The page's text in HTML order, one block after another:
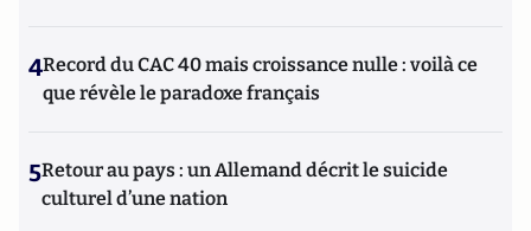
4Record du CAC 40 mais croissance nulle : voilà ce
que révèle le paradoxe français
5Retour au pays : un Allemand décrit le suicide
culturel d’une nation